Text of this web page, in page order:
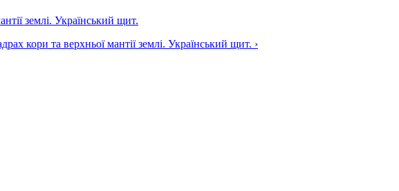
землі. Український щит.
кори та верхньої мантії землі. Український щит. ›